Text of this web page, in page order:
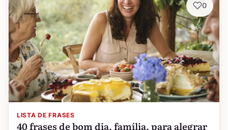
LISTA DE FRASES
40 frases de bom dia, família, para alegrar
0